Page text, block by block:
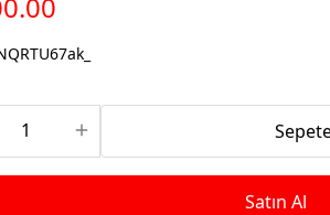
Satın Al